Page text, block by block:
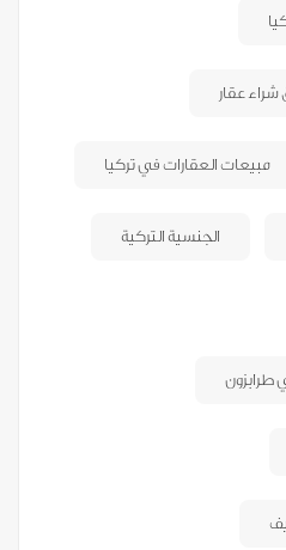
شراء عقار
مبيعات العقارات في تركيا
الجنسية التركية
طرابزون